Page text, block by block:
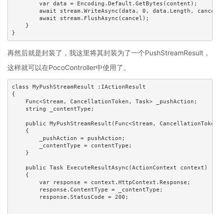
        var data = Encoding.Default.GetBytes(content);
await stream.WriteAsync(data, 0, data.Length,
        await stream.FlushAsync(cancel);
    }
}
再然后就是封装了，我这里将其封装为了一个PushStreamResult，
这样就可以在PocoController中使用了。
class MyPushStreamResult :IActionResult
{
    Func<Stream, CancellationToken, Task> _pushAction;
    string _contentType;
public MyPushStreamResult(Func<Stream,
    {
        _pushAction = pushAction;
        _contentType = contentType;
    }
    public Task ExecuteResultAsync(ActionContext context)
    {
        var response = context.HttpContext.Response;
        response.ContentType = _contentType;
        response.StatusCode = 200;